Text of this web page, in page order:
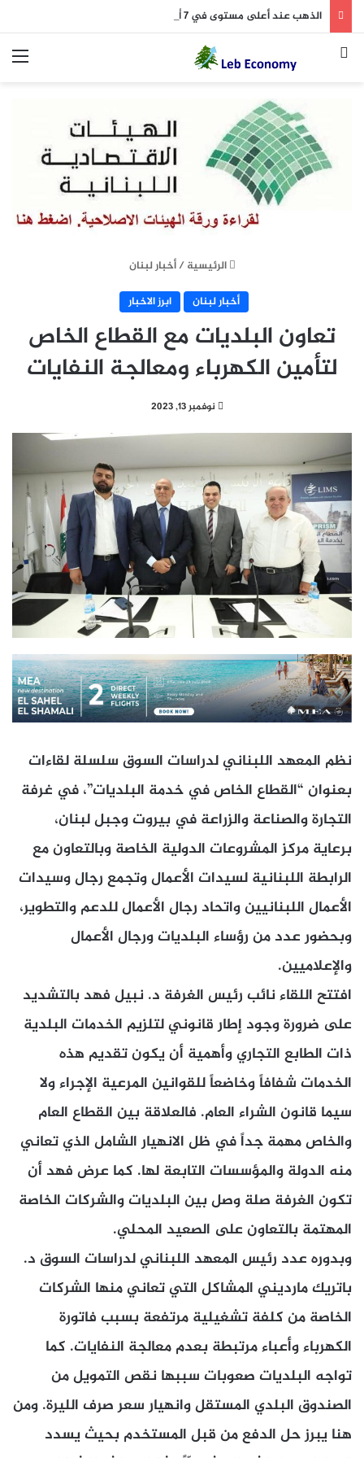
بحث عن
الرئيسية / أخبار لبنان
أخبار لبنان
ابرز الاخبار
تعاون البلديات مع القطاع الخاص
لتأمين الكهرباء ومعالجة النفايات
نوفمبر 13, 2023
نظم المعهد اللبناني لدراسات السوق سلسلة لقاءات
بعنوان “القطاع الخاص في خدمة البلديات”، في غرفة
التجارة والصناعة والزراعة في بيروت وجبل لبنان،
برعاية مركز المشروعات الدولية الخاصة وبالتعاون مع
الرابطة اللبنانية لسيدات الأعمال وتجمع رجال وسيدات
الأعمال اللبنانيين واتحاد رجال الأعمال للدعم والتطوير،
وبحضور عدد من رؤساء البلديات ورجال الأعمال
والإعلاميين.
افتتح اللقاء نائب رئيس الغرفة د. نبيل فهد بالتشديد
على ضرورة وجود إطار قانوني لتلزيم الخدمات البلدية
ذات الطابع التجاري وأهمية أن يكون تقديم هذه
الخدمات شفافاً وخاضعاً للقوانين المرعية الإجراء ولا
سيما قانون الشراء العام. فالعلاقة بين القطاع العام
والخاص مهمة جداً في ظل الانهيار الشامل الذي تعاني
منه الدولة والمؤسسات التابعة لها. كما عرض فهد أن
تكون الغرفة صلة وصل بين البلديات والشركات الخاصة
المهتمة بالتعاون على الصعيد المحلي.
وبدوره عدد رئيس المعهد اللبناني لدراسات السوق د.
باتريك مارديني المشاكل التي تعاني منها الشركات
الخاصة من كلفة تشغيلية مرتفعة بسبب فاتورة
الكهرباء وأعباء مرتبطة بعدم معالجة النفايات. كما
تواجه البلديات صعوبات سببها نقص التمويل من
الصندوق البلدي المستقل وانهيار سعر صرف الليرة. ومن
هنا يبرز حل الدفع من قبل المستخدم بحيث يسدد